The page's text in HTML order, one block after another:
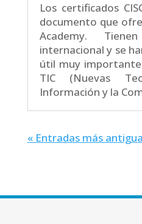
Los certificados
documento que
Academy.
internacional y se
útil muy
TIC (Nuevas
Información y la
« Entradas más